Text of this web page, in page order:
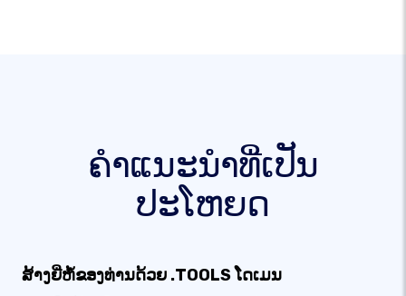
ຄໍາແນະນໍາທີ່ເປັນ
ປະໂຫຍດ
ສ້າງຍີ່ຫໍ້ຂອງທ່ານດ້ວຍ .TOOLS ໂດເມນ